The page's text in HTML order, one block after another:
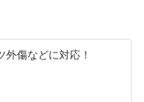
傷などに対応！